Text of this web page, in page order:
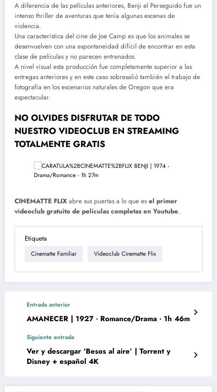
A diferencia de las películas anteriores, Benji el Perseguido fue un
intenso thriller de aventuras que tenía algunas escenas de
violencia.
Una característica del cine de Joe Camp es que los animales se
desenvuelven con una espontaneidad difícil de encontrar en esta
clase de películas y no parecen entrenados.
A nivel visual esta producción fue completamente superior a las
entregas anteriores y en este caso sobresalió también el trabajo de
fotografía en los escenarios naturales de Oregon que era
espectacular.
NO OLVIDES DISFRUTAR DE TODO
NUESTRO VIDEOCLUB EN STREAMING
TOTALMENTE GRATIS
CINEMATTE FLIX abre sus puertas a lo que es el primer
videoclub gratuito de películas completas en Youtube.
Etiqueta
Cinematte Familiar Videoclub Cinematte Flix
Entrada anterior
AMANECER | 1927 ‧ Romance/Drama ‧ 1h 46m
Siguiente entrada
Ver y descargar ‘Besos al aire’ | Torrent y
Disney + español 4K